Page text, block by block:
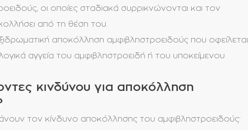
οι οποίες σταδιακά συρρικνώνονται και τον
από τη θέση του.
αποκόλληση αμφιβληστροειδούς που οφείλεται
αγγεία του αμφιβληστροειδή ή του υποκείμενου
κινδύνου για αποκόλληση
τον κίνδυνο αποκόλλησης του αμφιβληστροειδούς: